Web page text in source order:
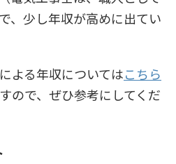
、少し年収が高めに出てい
よる年収についてはこちら
ので、ぜひ参考にしてくだ